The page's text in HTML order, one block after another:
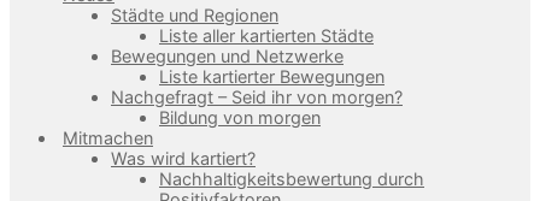
Städte und Regionen
Liste aller kartierten Städte
Bewegungen und Netzwerke
Liste kartierter Bewegungen
Nachgefragt – Seid ihr von morgen?
Bildung von morgen
Mitmachen
Was wird kartiert?
Nachhaltigkeitsbewertung durch